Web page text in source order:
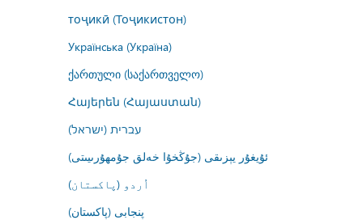
тоҷикӣ (Тоҷикистон)
Українська (Україна)
ქართული (საქართველო)
Հայերեն (Հայաստան)
עברית (ישראל)
ئۇيغۇر يېزىقى (جۇڭخۇا خەلق جۇمھۇرىيىتى)
اُردو (پاکستان)
پنجابی (پاکستان)